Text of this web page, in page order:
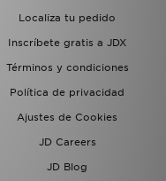
Localiza tu pedido
Inscríbete gratis a JDX
Términos y condiciones
Política de privacidad
Ajustes de Cookies
JD Careers
JD Blog